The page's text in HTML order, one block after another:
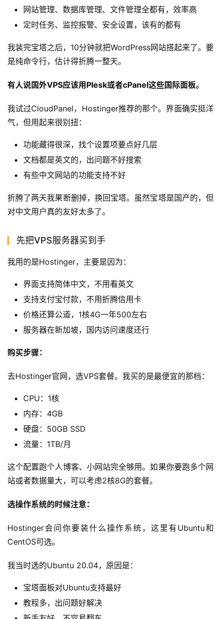
网站管理、数据库管理、文件管理全都有，效率高
定时任务、监控报警、安全设置，该有的都有
我装完宝塔之后，10分钟就把WordPress网站搭起来了。要
是纯命令行，估计得折腾一整天。
有人说国外VPS应该用Plesk或者cPanel这些国际面板。
我试过CloudPanel，Hostinger推荐的那个。界面确实挺洋
气，但用起来很别扭：
功能藏得很深，找个设置项要点好几层
文档都是英文的，出问题不好搜索
有些中文网站的功能支持不好
折腾了两天我果断删掉，换回宝塔。虽然宝塔是国产的，但
对中文用户真的友好太多了。
先把VPS服务器买到手
我用的是Hostinger，主要是因为：
界面支持简体中文，不用看英文
支持支付宝付款，不用折腾信用卡
价格还算公道，1核4G一年500左右
服务器在新加坡，国内访问速度还行
购买步骤：
去Hostinger官网，选VPS套餐。我买的是最便宜的那档：
CPU：1核
内存：4GB
硬盘：50GB SSD
流量：1TB/月
这个配置跑个人博客、小网站完全够用。如果你要跑多个网
站或者数据量大，可以考虑2核8G的套餐。
选操作系统的时候注意：
Hostinger会问你要装什么操作系统，这里有Ubuntu和
CentOS可选。
我当时选的Ubuntu 20.04，原因是：
宝塔面板对Ubuntu支持最好
教程多，出问题好解决